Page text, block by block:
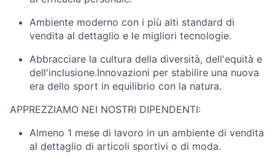
Ambiente moderno con i più alti standard di
vendita al dettaglio e le migliori tecnologie.
Abbracciare la cultura della diversità, dell'equità e
dell'inclusione.Innovazioni per stabilire una nuova
era dello sport in equilibrio con la natura.
APPREZZIAMO NEI NOSTRI DIPENDENTI:
Almeno 1 mese di lavoro in un ambiente di vendita
al dettaglio di articoli sportivi o di moda.